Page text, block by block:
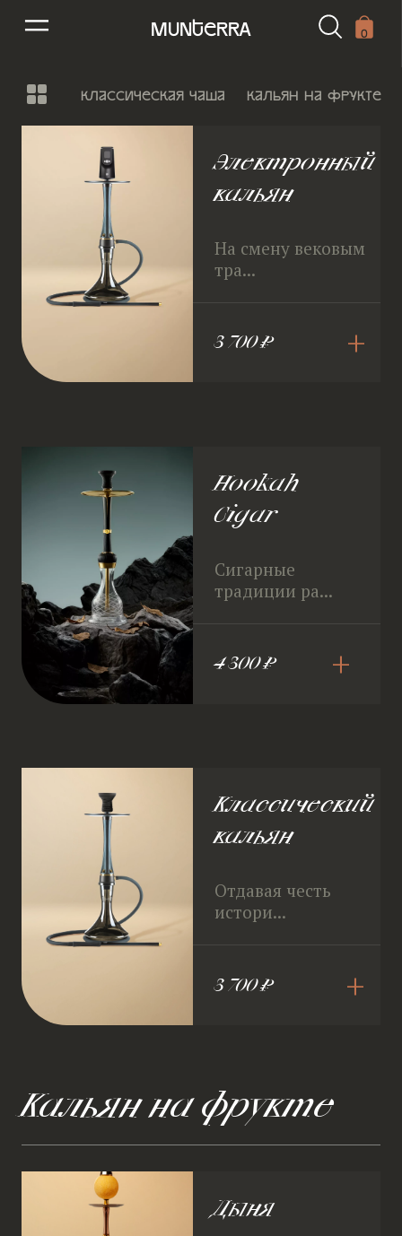
классическая чаша кальян на фрукте
munterra 0
Электронный
кальян
На смену вековым
тра...
3 700 ₽ +
Hookah
Cigar
Сигарные
традиции ра...
4 300 ₽ +
Классический
кальян
Отдавая честь
истори...
3 700 ₽ +
Кальян на фрукте
Дыня